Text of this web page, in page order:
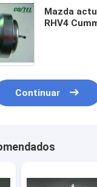
Mazda
RHV4
Continuar